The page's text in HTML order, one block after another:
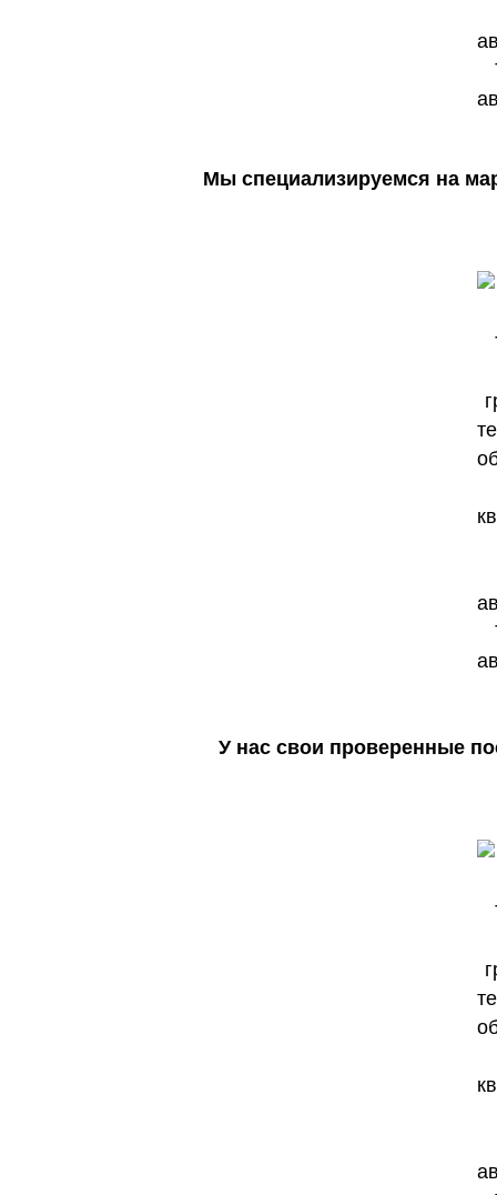
Мы специализируемся на
У нас свои проверенные